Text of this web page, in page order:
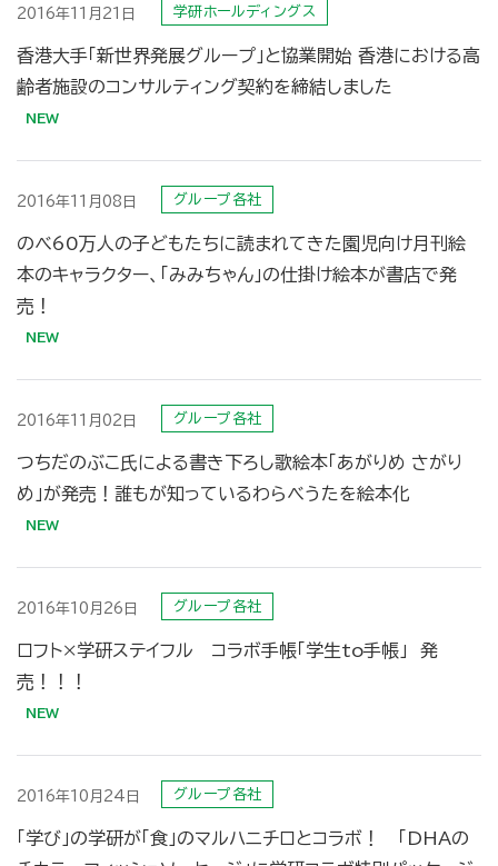
2016年11月21日 学研ホールディングス
香港大手「新世界発展グループ」と協業開始 香港における高
齢者施設のコンサルティング契約を締結しました
2016年11月08日 グループ各社
のべ60万人の子どもたちに読まれてきた園児向け月刊絵
本のキャラクター、「みみちゃん」の仕掛け絵本が書店で発
売！
2016年11月02日 グループ各社
つちだのぶこ氏による書き下ろし歌絵本「あがりめ さがり
め」が発売！誰もが知っているわらべうたを絵本化
2016年10月26日 グループ各社
ロフト×学研ステイフル コラボ手帳「学生to手帳」 発
売！！！
2016年10月24日 グループ各社
「学び」の学研が「食」のマルハニチロとコラボ！ 「DHAの